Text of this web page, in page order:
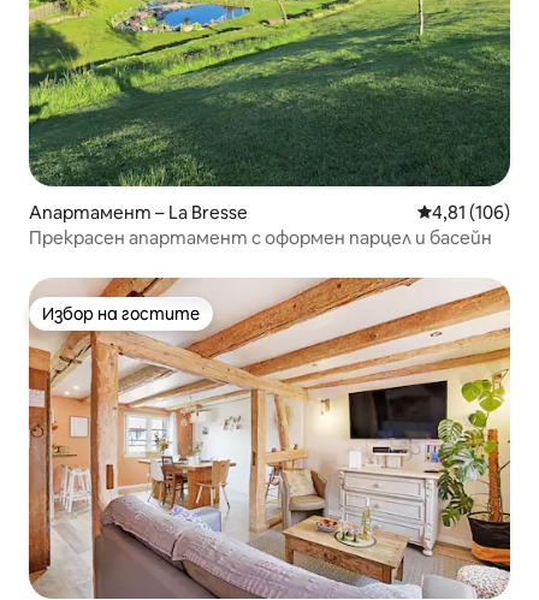
Апартамент – La Bresse Средна
4,81 (106)
Прекрасен апартамент с оформен парцел и басейн
Избор на гостите
Избор на гостите